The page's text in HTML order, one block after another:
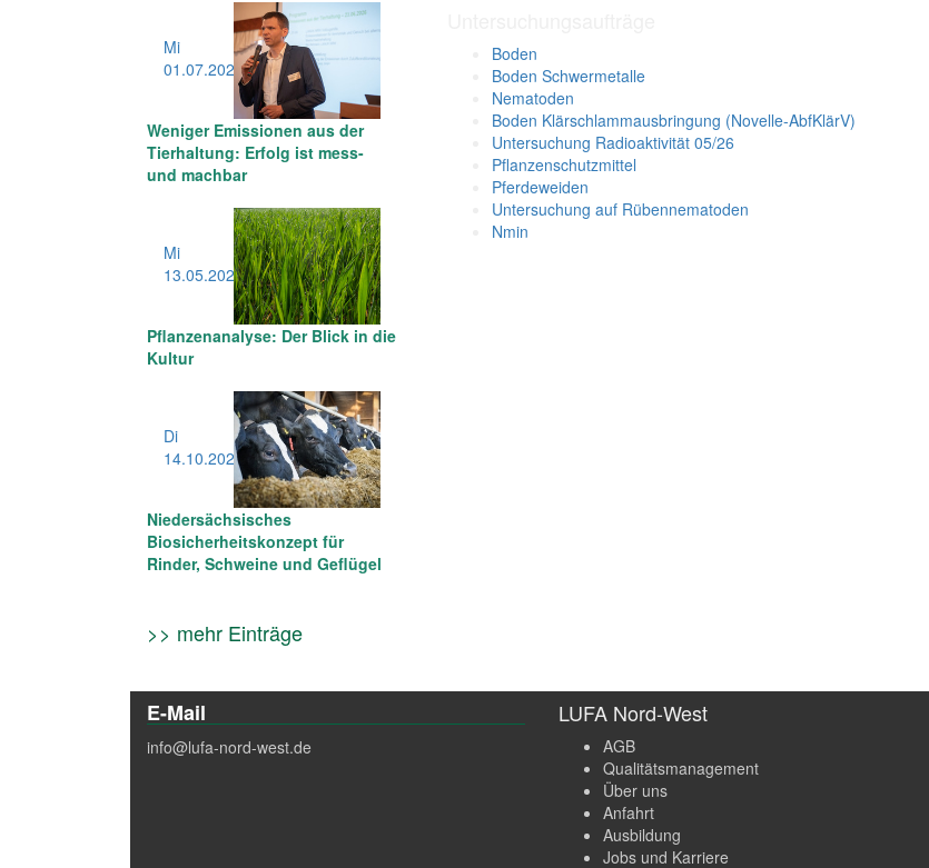
Mi
01.07.2026
Weniger Emissionen aus der
Tierhaltung: Erfolg ist mess-
und machbar
Mi
13.05.2026
Pflanzenanalyse: Der Blick in die
Kultur
Di
14.10.2025
Niedersächsisches
Biosicherheitskonzept für
Rinder, Schweine und Geflügel
>> mehr Einträge
Boden
Boden Schwermetalle
Nematoden
Boden Klärschlammausbringung (Novelle-AbfKlärV)
Untersuchung Radioaktivität 05/26
Pflanzenschutzmittel
Pferdeweiden
Untersuchung auf Rübennematoden
Nmin
E-Mail
info@lufa-nord-west.de
LUFA Nord-West
AGB
Qualitätsmanagement
Über uns
Anfahrt
Ausbildung
Jobs und Karriere